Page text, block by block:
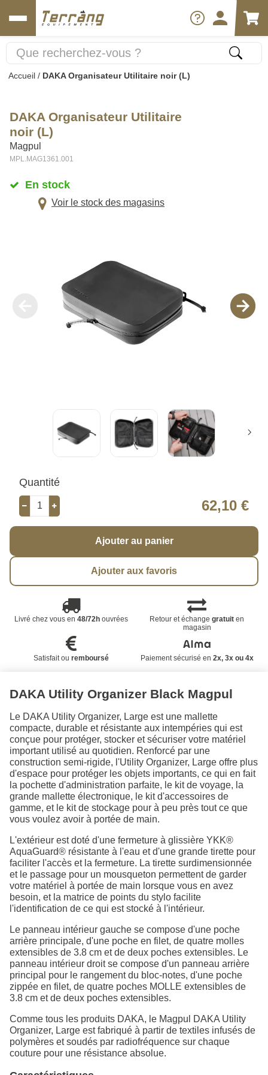
Accueil / DAKA Organisateur Utilitaire noir (L)
DAKA Organisateur Utilitaire
noir (L)
Magpul
MPL.MAG1361.001
En stock
Voir le stock des magasins
Quantité
62,10 €
Ajouter au panier
Ajouter aux favoris
Livré chez vous en 48/72houvrées Retour et échangegratuit en
magasin
Satisfait ou remboursé Paiement sécurisé en 2x, 3x ou 4x
DAKA Utility Organizer Black Magpul
Le DAKA Utility Organizer, Large est une mallette
compacte, durable et résistante aux intempéries qui est
conçue pour protéger, stocker et sécuriser votre matériel
important utilisé au quotidien. Renforcé par une
construction semi-rigide, l'Utility Organizer, Large offre plus
d'espace pour protéger les objets importants, ce qui en fait
la pochette d'administration parfaite, le kit de voyage, la
grande mallette électronique, le kit d'accessoires de
gamme, et le kit de stockage pour à peu près tout ce que
vous voulez avoir à portée de main.
L'extérieur est doté d'une fermeture à glissière YKK®
AquaGuard® résistante à l'eau et d'une grande tirette pour
faciliter l'accès et la fermeture. La tirette surdimensionnée
et le passage pour un mousqueton permettent de garder
votre matériel à portée de main lorsque vous en avez
besoin, et la matrice de points du stylo facilite
l'identification de ce qui est stocké à l'intérieur.
Le panneau intérieur gauche se compose d'une poche
arrière principale, d'une poche en filet, de quatre molles
extensibles de 3.8 cm et de deux poches extensibles. Le
panneau intérieur droit se compose d'un panneau arrière
principal pour le rangement du bloc-notes, d'une poche
zippée en filet, de quatre poches MOLLE extensibles de
3.8 cm et de deux poches extensibles.
Comme tous les produits DAKA, le Magpul DAKA Utility
Organizer, Large est fabriqué à partir de textiles infusés de
polymères et soudés par radiofréquence sur chaque
couture pour une résistance absolue.